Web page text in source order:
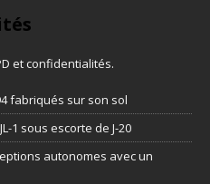
et confidentialités.
fabriqués sur son sol
1 sous escorte de J-20
autonomes avec un